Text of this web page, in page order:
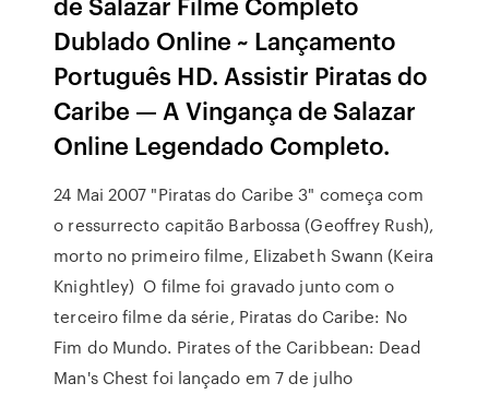
Dublado Online ~ Lançamento
Português HD. Assistir Piratas do
Caribe — A Vingança de Salazar
Online Legendado Completo.
24 Mai 2007 "Piratas do Caribe 3" começa com
o ressurrecto capitão Barbossa (Geoffrey Rush),
morto no primeiro filme, Elizabeth Swann (Keira
Knightley) O filme foi gravado junto com o
terceiro filme da série, Piratas do Caribe: No
Fim do Mundo. Pirates of the Caribbean: Dead
Man's Chest foi lançado em 7 de julho